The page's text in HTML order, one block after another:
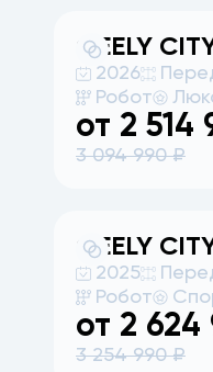
GEELY
2026
Робот
от 2 514
3 094 990₽
GEELY
2025
Робот
от 2 624
3 254 990₽